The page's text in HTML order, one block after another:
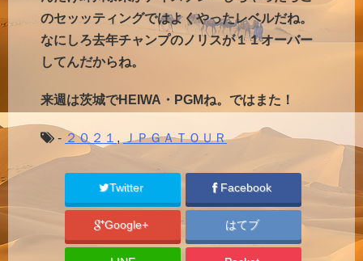
のセッッティングではよくやったレベルだね。
なにしろ去年チャンプのノリスが１１オーバー
してんだからね。
来週は茨城でHEIWA・PGMね。ではまた！
- ２０２１ , ＪＰＧＡＴＯＵＲ
Twitter Facebook
Google+ はてブ